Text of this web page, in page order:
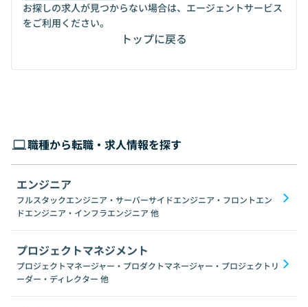
お探しの求人が見つからない場合は、エージェントサービス
をご利用ください。
トップに戻る
職種から転職・求人情報を探す
エンジニア
フルスタックエンジニア・サーバーサイドエンジニア・フロントエン
ドエンジニア・インフラエンジニア 他
プロジェクトマネジメント
プロジェクトマネージャー・プロダクトマネージャー・プロジェクトリ
ーダー・ディレクター 他